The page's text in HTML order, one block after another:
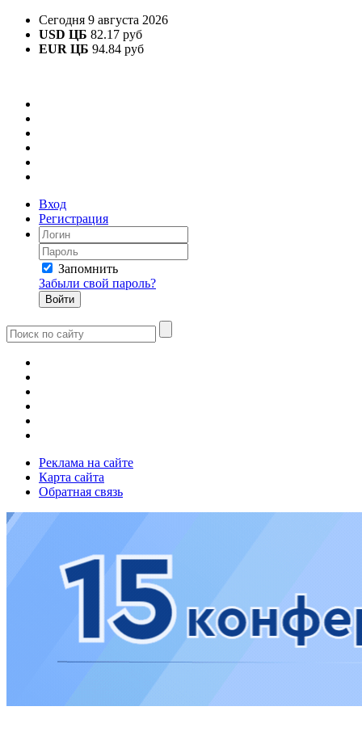
Сегодня 9 августа 2026
USD ЦБ 82.17 руб
EUR ЦБ 94.84 руб
Вход
Регистрация
Запомнить
Забыли свой пароль?
Реклама на сайте
Карта сайта
Обратная связь